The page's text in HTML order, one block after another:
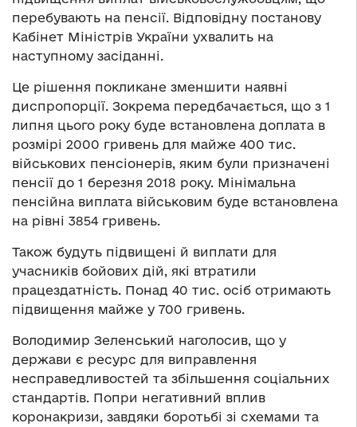
перебувають на пенсії. Відповідну постанову
Кабінет Міністрів України ухвалить на
наступному засіданні.
Це рішення покликане зменшити наявні
диспропорції. Зокрема передбачається, що з 1
липня цього року буде встановлена доплата в
розмірі 2000 гривень для майже 400 тис.
військових пенсіонерів, яким були призначені
пенсії до 1 березня 2018 року. Мінімальна
пенсійна виплата військовим буде встановлена
на рівні 3854 гривень.
Також будуть підвищені й виплати для
учасників бойових дій, які втратили
працездатність. Понад 40 тис. осіб отримають
підвищення майже у 700 гривень.
Володимир Зеленський наголосив, що у
держави є ресурс для виправлення
несправедливостей та збільшення соціальних
стандартів. Попри негативний вплив
коронакризи, завдяки боротьбі зі схемами та